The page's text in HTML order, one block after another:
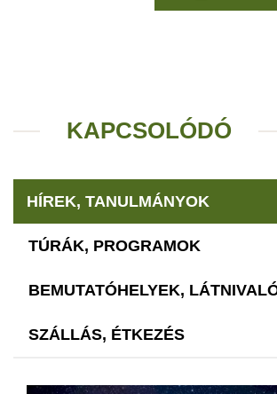
KAPCSOLÓDÓ
HÍREK, TANULMÁNYOK
TÚRÁK, PROGRAMOK
BEMUTATÓHELYEK,
SZÁLLÁS, ÉTKEZÉS